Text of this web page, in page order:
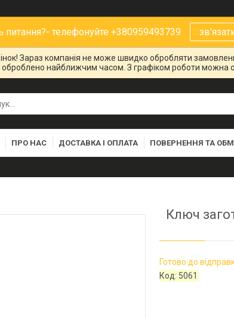
питання?- телефонуйте +380959493739
Зараз компанія не може швидко обробляти
оброблено найближчим часом. З графіком роботи можна
ПРО НАС ДОСТАВКА І ОПЛАТА ПОВЕРНЕННЯ ТА
Ключ
Готово до
Код: 5061